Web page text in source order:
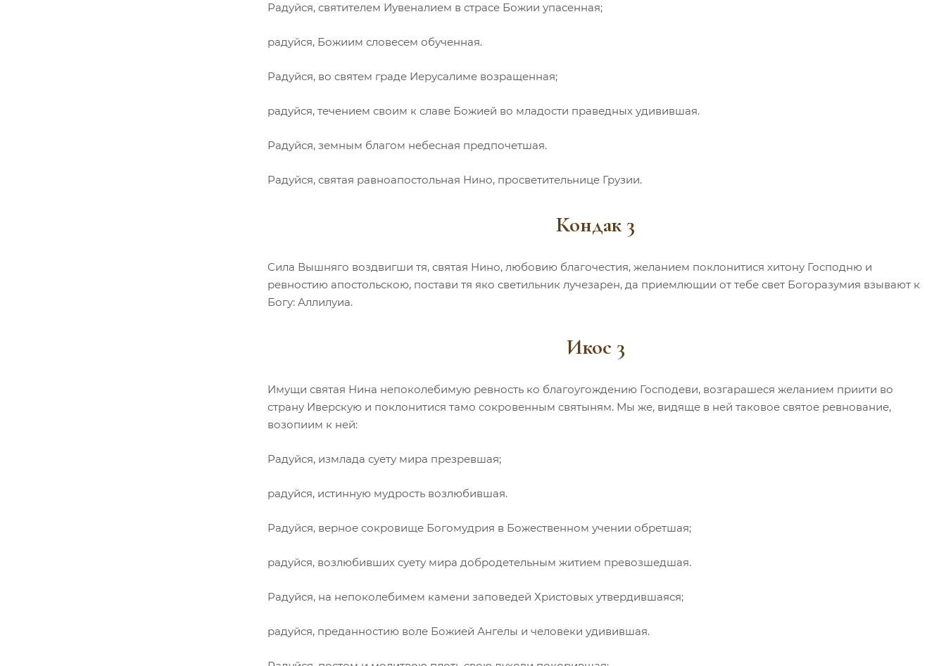
Радуйся, святителем Иувеналием в страсе Божии упасенная;
радуйся, Божиим словесем обученная.
Радуйся, во святем граде Иерусалиме возращенная;
радуйся, течением своим к славе Божией во младости праведных удивившая.
Радуйся, земным благом небесная предпочетшая.
Радуйся, святая равноапостольная Нино, просветительнице Грузии.
Кондак 3
Сила Вышняго воздвигши тя, святая Нино, любовию благочестия, желанием поклонитися хитону Господню и
ревностию апостольскою, постави тя яко светильник лучезарен, да приемлющии от тебе свет Богоразумия взывают к
Богу: Аллилуиа.
Икос 3
Имущи святая Нина непоколебимую ревность ко благоугождению Господеви, возгарашеся желанием приити во
страну Иверскую и поклонитися тамо сокровенным святыням. Мы же, видяще в ней таковое святое ревнование,
возопиим к ней:
Радуйся, измлада суету мира презревшая;
радуйся, истинную мудрость возлюбившая.
Радуйся, верное сокровище Богомудрия в Божественном учении обретшая;
радуйся, возлюбивших суету мира добродетельным житием превозшедшая.
Радуйся, на непоколебимем камени заповедей Христовых утвердившаяся;
радуйся, преданностию воле Божией Ангелы и человеки удивившая.